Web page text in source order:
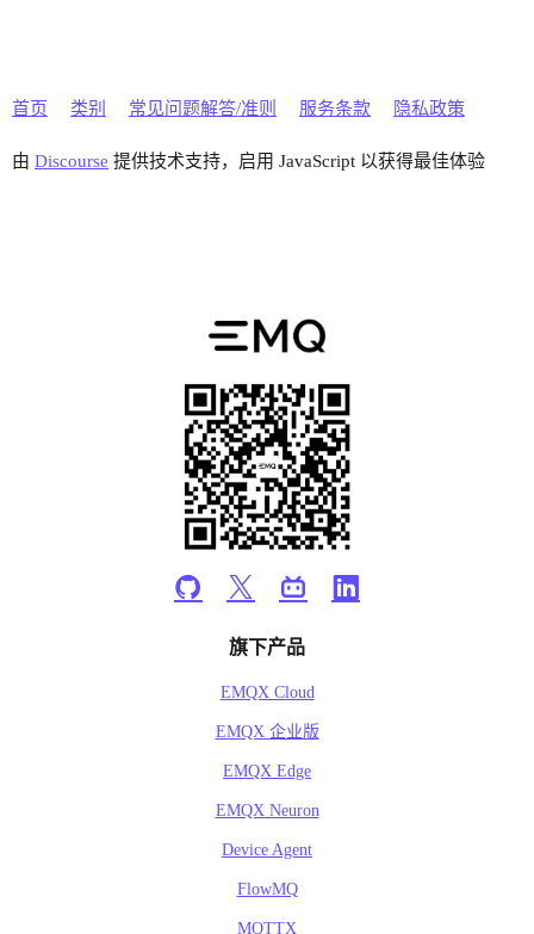
首页 类别 常见问题解答/准则 服务条款 隐私政策
由 Discourse 提供技术支持，启用 JavaScript 以获得最佳体验
旗下产品
EMQX Cloud
EMQX 企业版
EMQX Edge
EMQX Neuron
Device Agent
FlowMQ
MQTTX